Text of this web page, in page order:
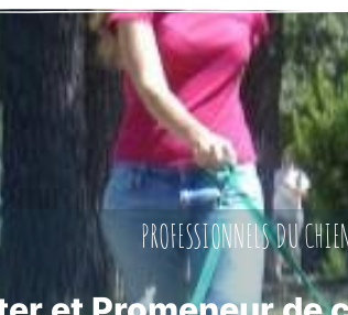
PROFESSIONNELS DU